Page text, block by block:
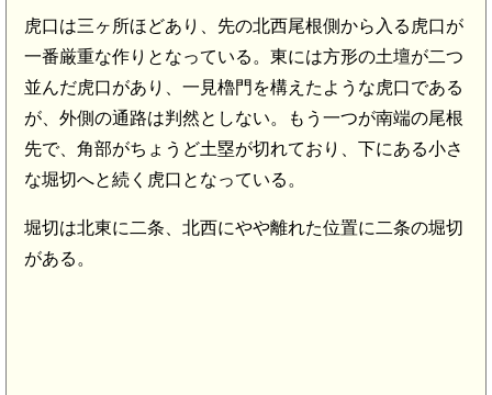
虎口は三ヶ所ほどあり、先の北西尾根側から入る虎口が
一番厳重な作りとなっている。東には方形の土壇が二つ
並んだ虎口があり、一見櫓門を構えたような虎口である
が、外側の通路は判然としない。もう一つが南端の尾根
先で、角部がちょうど土塁が切れており、下にある小さ
な堀切へと続く虎口となっている。
堀切は北東に二条、北西にやや離れた位置に二条の堀切
がある。